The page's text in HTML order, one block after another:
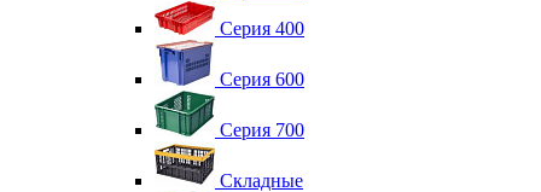
Серия 400
Серия 600
Серия 700
Складные